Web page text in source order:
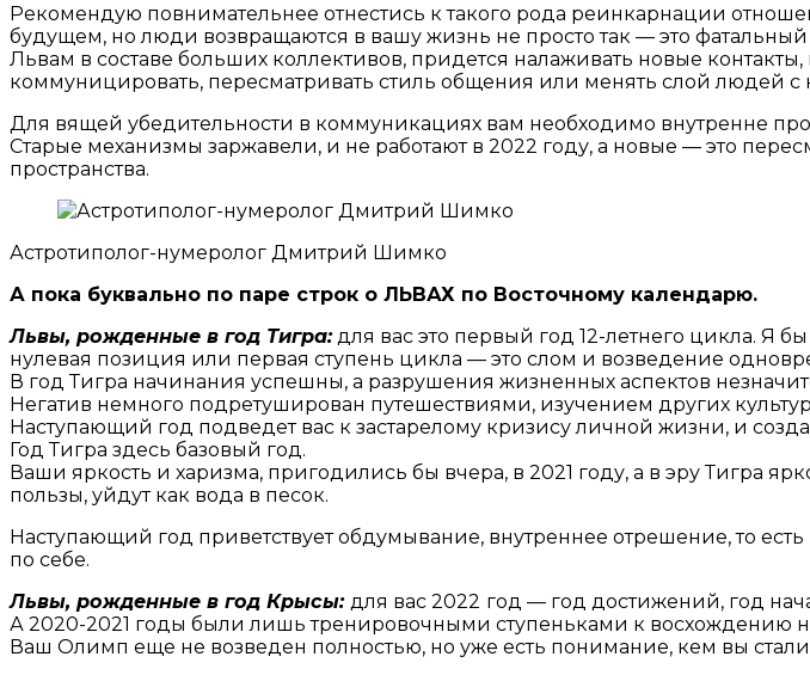
Рекомендую повнимательнее отнестись к такого рода реинкарнации
будущем, но люди возвращаются в вашу жизнь не просто так — это фатальный
Львам в составе больших коллективов, придется налаживать новые
коммуницировать, пересматривать стиль общения или менять слой людей
Для вящей убедительности в коммуникациях вам необходимо внутренне
Старые механизмы заржавели, и не работают в 2022 году, а новые — это
пространства.
Астротиполог-нумеролог Дмитрий Шимко
А пока буквально по паре строк о ЛЬВАХ по Восточному календарю.
Львы, рожденные в год Тигра:для вас это первый год 12-летнего цикла. Я
нулевая позиция или первая ступень цикла — это слом и возведение
В год Тигра начинания успешны, а разрушения жизненных аспектов
Негатив немного подретуширован путешествиями, изучением других
Наступающий год подведет вас к застарелому кризису личной жизни, и
Год Тигра здесь базовый год.
Ваши яркость и харизма, пригодились бы вчера, в 2021 году, а в эру Тигра
пользы, уйдут как вода в песок.
Наступающий год приветствует обдумывание, внутреннее отрешение, то
по себе.
Львы, рожденные в год Крысы: для вас 2022 год — год достижений, год
А 2020-2021 годы были лишь тренировочными ступеньками к восхождению
Ваш Олимп еще не возведен полностью, но уже есть понимание, кем вы